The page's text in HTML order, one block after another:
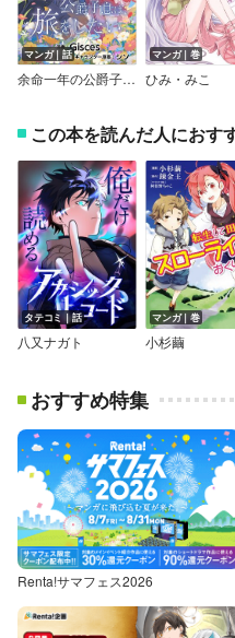
マンガ｜話
余命一年の公爵子息は、旅をしたい（コミック） 分冊版
マンガ｜巻
ひみ・みこ
この本を読んだ人におす
タテコミ｜話
八又ナガト
マンガ｜巻
小杉繭
おすすめ特集
Renta!サマフェス2026